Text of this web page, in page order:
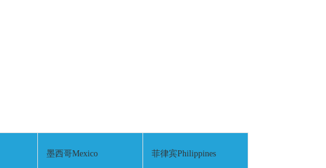
墨西哥Mexico 菲律宾Philippines